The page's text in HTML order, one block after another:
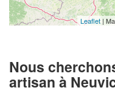
Leaflet |
Nous
artisan à